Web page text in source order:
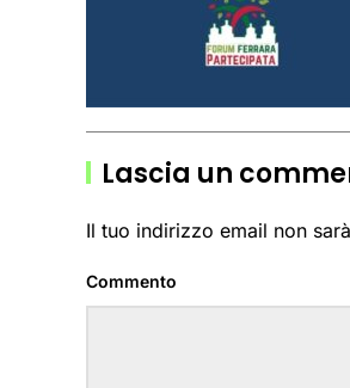
Lascia un
Il tuo indirizzo email non
Commento